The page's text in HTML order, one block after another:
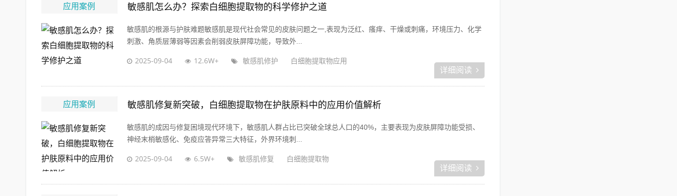
应用案例 敏感肌怎么办？探索白细胞提取物的科学修护之道
敏感肌的根源与护肤难题敏感肌是现代社会常见的皮肤问题之一,表现为泛红、瘙痒、干燥或刺痛，环境压力、化学
刺激、角质层薄弱等因素会削弱皮肤屏障功能，导致外...
2025-09-04 12.6W+ 敏感肌修护 白细胞提取物应用
详细阅读
应用案例 敏感肌修复新突破，白细胞提取物在护肤原料中的应用价值解析
敏感肌的成因与修复困境现代环境下，敏感肌人群占比已突破全球总人口的40%，主要表现为皮肤屏障功能受损、
神经末梢敏感化、免疫应答异常三大特征，外界环境刺...
2025-09-04 6.5W+ 敏感肌修复 白细胞提取物
详细阅读